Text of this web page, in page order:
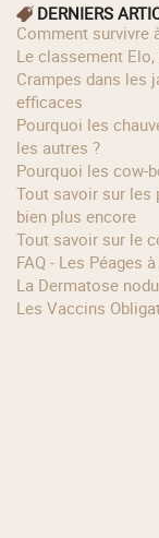
DERNIERS
Comment survivre
Le classement
Crampes dans les jambes : principales causes et solutions
efficaces
Pourquoi les chauves doivent se méfier du soleil bien plus que
les autres ?
Pourquoi les
Tout savoir sur les plaques d'immatriculation françaises et
bien plus encore
Tout savoir sur le
FAQ - Les Péages
La Dermatose
Les Vaccins